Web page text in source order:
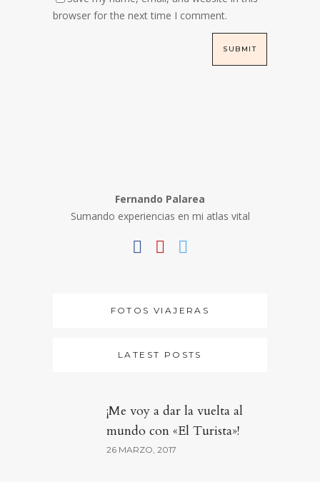
browser for the next time I comment.
Fernando Palarea
Sumando experiencias en mi atlas vital
FOTOS VIAJERAS
LATEST POSTS
¡Me voy a dar la vuelta al
mundo con «El Turista»!
26 MARZO, 2017